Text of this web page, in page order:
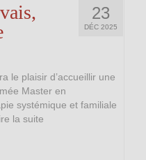
23
DÉC 2025
le plaisir d’accueillir une
Master en
systémique et familiale
la suite­­